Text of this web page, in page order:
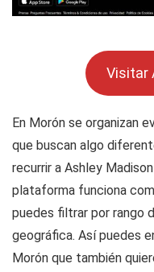
Visitar
En Morón se organizan
que buscan algo
recurrir a Ashley
plataforma funciona
puedes filtrar por rango
geográfica. Así puedes
Morón que también